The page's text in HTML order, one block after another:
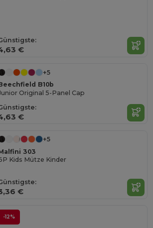
€
+5
B10b
Original 5-Panel Cap
€
+5
303
Kids Mütze Kinder
€
-12%